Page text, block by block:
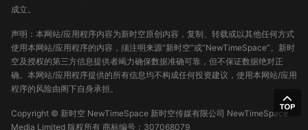
成立。
声明：本网站/应用程序内容为新时空原创内容，复制、转载或以其他任何方式
使用本网站/应用程序的内容，须注明来源“新时空”或“NewTimeSpace”。新时
空及授权的第三方信息提供者竭力确保数据准确可靠，但不保证数据绝对正
确。本网站/应用程序提供的所有信息均不构成任何投资建议，使用本网站/应用
程序的风险由阁下自身承担。
Copyright © 新时空 NewTimeSpace 新时空传媒有限公司 NewTimeSpace
Media Limited 版权所有 商标编号：307068079